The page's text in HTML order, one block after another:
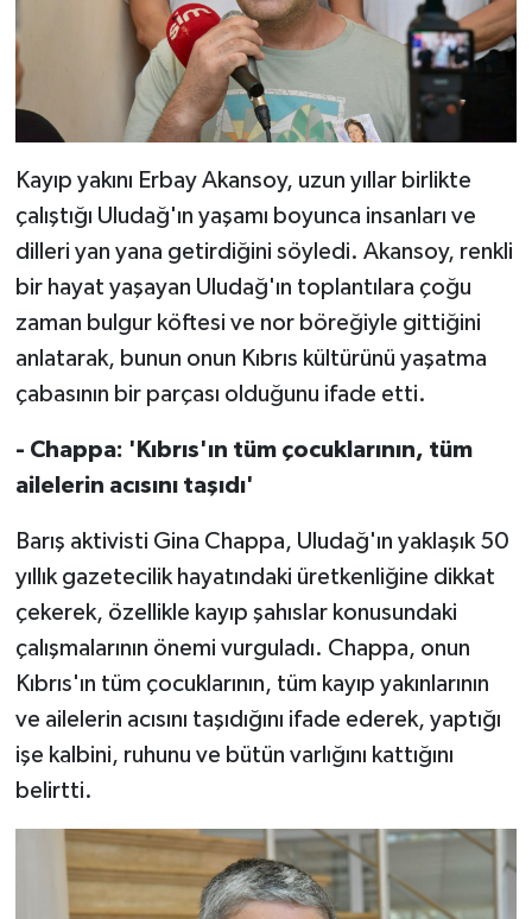
Kayıp yakını Erbay Akansoy, uzun yıllar birlikte
çalıştığı Uludağ'ın yaşamı boyunca insanları ve
dilleri yan yana getirdiğini söyledi. Akansoy, renkli
bir hayat yaşayan Uludağ'ın toplantılara çoğu
zaman bulgur köftesi ve nor böreğiyle gittiğini
anlatarak, bunun onun Kıbrıs kültürünü yaşatma
çabasının bir parçası olduğunu ifade etti.
- Chappa: 'Kıbrıs'ın tüm çocuklarının, tüm
ailelerin acısını taşıdı'
Barış aktivisti Gina Chappa, Uludağ'ın yaklaşık 50
yıllık gazetecilik hayatındaki üretkenliğine dikkat
çekerek, özellikle kayıp şahıslar konusundaki
çalışmalarının önemi vurguladı. Chappa, onun
Kıbrıs'ın tüm çocuklarının, tüm kayıp yakınlarının
ve ailelerin acısını taşıdığını ifade ederek, yaptığı
işe kalbini, ruhunu ve bütün varlığını kattığını
belirtti.